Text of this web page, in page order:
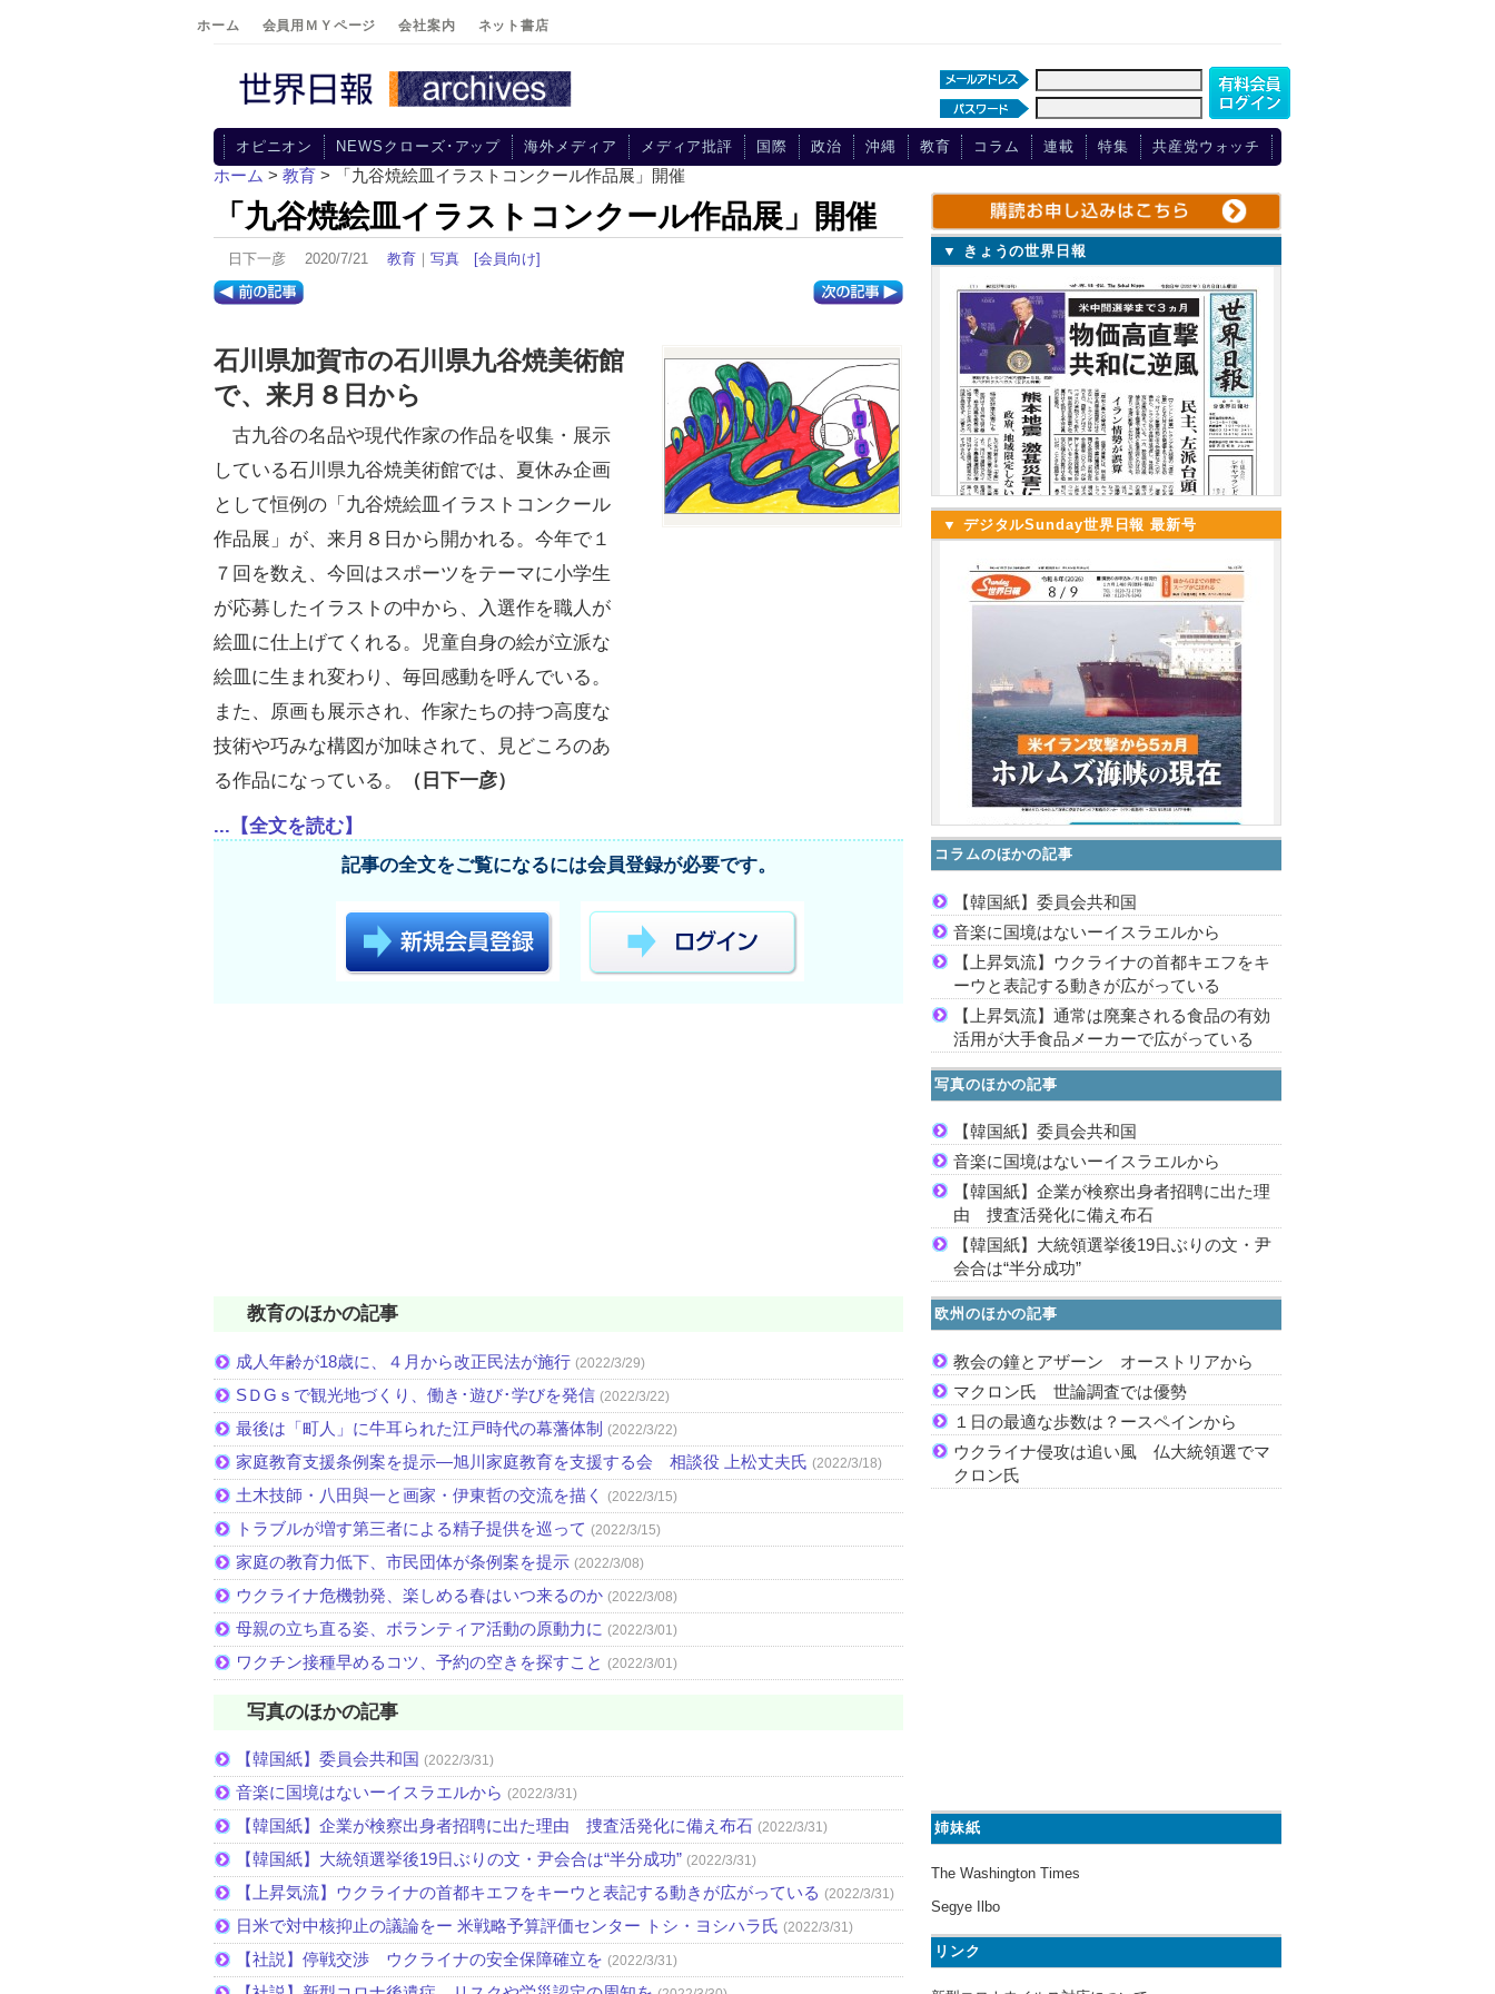
ホーム 会員用ＭＹページ 会社案内 ネット書店
オピニオン NEWSクローズ･アップ 海外メディア メディア批評 国際 政治 沖縄 教育 コラム 連載 特集 共産党ウォッチ
ホーム > 教育 > 「九谷焼絵皿イラストコンクール作品展」開催
「九谷焼絵皿イラストコンクール作品展」開催
日下一彦 2020/7/21 教育 ｜ 写真 [会員向け]
石川県加賀市の石川県九谷焼美術館
で、来月８日から
古九谷の名品や現代作家の作品を収集・展示
している石川県九谷焼美術館では、夏休み企画
として恒例の「九谷焼絵皿イラストコンクール
作品展」が、来月８日から開かれる。今年で１
７回を数え、今回はスポーツをテーマに小学生
が応募したイラストの中から、入選作を職人が
絵皿に仕上げてくれる。児童自身の絵が立派な
絵皿に生まれ変わり、毎回感動を呼んでいる。
また、原画も展示され、作家たちの持つ高度な
技術や巧みな構図が加味されて、見どころのあ
る作品になっている。
（日下一彦）
...【全文を読む】
記事の全文をご覧になるには会員登録が必要です。
教育のほかの記事
成人年齢が18歳に、４月から改正民法が施行 (2022/3/29)
SＤGｓで観光地づくり、働き･遊び･学びを発信 (2022/3/22)
最後は「町人」に牛耳られた江戸時代の幕藩体制 (2022/3/22)
家庭教育支援条例案を提示―旭川家庭教育を支援する会 相談役 上松丈夫氏 (2022/3/18)
土木技師・八田與一と画家・伊東哲の交流を描く (2022/3/15)
トラブルが増す第三者による精子提供を巡って (2022/3/15)
家庭の教育力低下、市民団体が条例案を提示 (2022/3/08)
ウクライナ危機勃発、楽しめる春はいつ来るのか (2022/3/08)
母親の立ち直る姿、ボランティア活動の原動力に (2022/3/01)
ワクチン接種早めるコツ、予約の空きを探すこと (2022/3/01)
写真のほかの記事
【韓国紙】委員会共和国 (2022/3/31)
音楽に国境はないーイスラエルから (2022/3/31)
【韓国紙】企業が検察出身者招聘に出た理由 捜査活発化に備え布石 (2022/3/31)
【韓国紙】大統領選挙後19日ぶりの文・尹会合は“半分成功” (2022/3/31)
【上昇気流】ウクライナの首都キエフをキーウと表記する動きが広がっている (2022/3/31)
日米で対中核抑止の議論をー 米戦略予算評価センター トシ・ヨシハラ氏 (2022/3/31)
【社説】停戦交渉 ウクライナの安全保障確立を (2022/3/31)
▼ きょうの世界日報
▼ デジタルSunday世界日報 最新号
コラムのほかの記事
【韓国紙】委員会共和国
音楽に国境はないーイスラエルから
【上昇気流】ウクライナの首都キエフをキ
ーウと表記する動きが広がっている
【上昇気流】通常は廃棄される食品の有効
活用が大手食品メーカーで広がっている
写真のほかの記事
【韓国紙】委員会共和国
音楽に国境はないーイスラエルから
【韓国紙】企業が検察出身者招聘に出た理
由 捜査活発化に備え布石
【韓国紙】大統領選挙後19日ぶりの文・尹
会合は“半分成功”
欧州のほかの記事
教会の鐘とアザーン オーストリアから
マクロン氏 世論調査では優勢
１日の最適な歩数は？ースペインから
ウクライナ侵攻は追い風 仏大統領選でマ
クロン氏
姉妹紙
The Washington Times
Segye Ilbo
リンク